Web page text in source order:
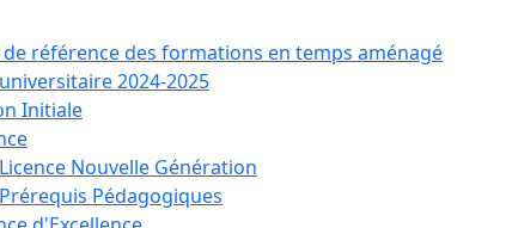
de référence des formations en temps aménagé
2024-2025
Initiale
Licence Nouvelle Génération
Prérequis Pédagogiques